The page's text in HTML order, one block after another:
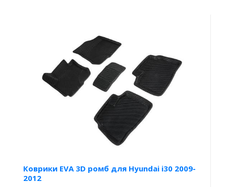
Коврики EVA 3D ромб для Hyundai i30 2009-
2012